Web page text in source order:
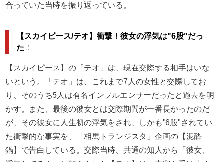
合っていた当時を振り返っている。
【スカイピース/テオ】衝撃！彼女の浮気は"6股"だっ
た！
【スカイピース】の「テオ」は、現在交際する相手はいな
いという。「テオ」は、これまで7人の女性と交際してお
り、そのうち5人は有名インフルエンサーだったと過去を明
かす。また、最後の彼女とは交際期間が一番長かったのだ
が、その彼女に人生初の浮気をされ、しかも"6股"されてい
た衝撃的な事実を、「相馬トランジスタ」企画の【泥酔
鍋】で告白している。交際当時、共通の知人から「彼女、